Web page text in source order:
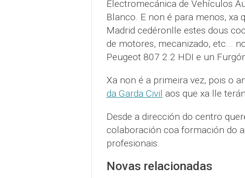
Electromecánica de Vehículos
Blanco. E non é para menos, xa
Madrid cedéronlle estes dous
de motores, mecanizado, etc...
Peugeot 807 2.2 HDI e un
Xa non é a primeira vez, pois o
da Garda Civil aos que xa lle
Desde a dirección do centro
colaboración coa formación do
profesionais.
Novas relacionadas